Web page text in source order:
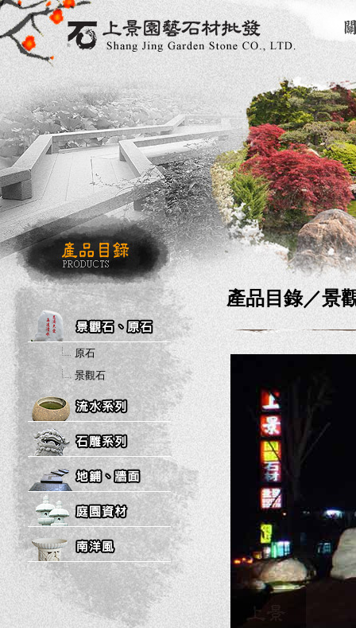
原石
景觀石
產品目錄／景